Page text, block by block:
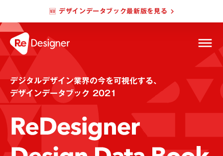
dehaze
デジタルデザイン業界の今を可視化する、
デザインデータブック 2021
🆕 デザインデータブック最新版を見る keyboard_arrow_right